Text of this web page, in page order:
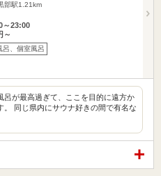
部駅1.21km
～23:00
～
呂、個室風呂
呂が最高過ぎて、ここを目的に遠方か
。 同じ県内にサウナ好きの間で有名な